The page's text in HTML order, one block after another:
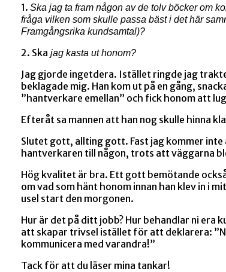
1. Ska jag ta fram någon av de tolv böcker om
fråga vilken som skulle passa bäst i det här
Framgångsrika kundsamtal)?
2. Ska jag kasta ut honom?
Jag gjorde ingetdera. Istället ringde jag
beklagade mig. Han kom ut på en gång,
”hantverkare emellan” och fick honom att
Efteråt sa mannen att han nog skulle hinna
Slutet gott, allting gott. Fast jag kommer
hantverkaren till någon, trots att väggarna
Hög kvalitet är bra. Ett gott bemötande
om vad som hänt honom innan han klev in i
usel start den morgonen.
Hur är det på ditt jobb? Hur behandlar ni era
att skapar trivsel istället för att deklarera:
kommunicera med varandra!”
Tack för att du läser mina tankar!